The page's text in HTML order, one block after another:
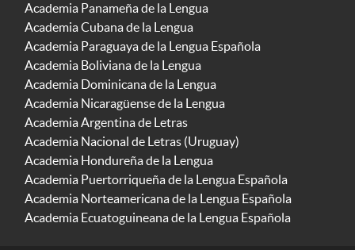
Academia Panameña de la Lengua
Academia Cubana de la Lengua
Academia Paraguaya de la Lengua Española
Academia Boliviana de la Lengua
Academia Dominicana de la Lengua
Academia Nicaragüense de la Lengua
Academia Argentina de Letras
Academia Nacional de Letras (Uruguay)
Academia Hondureña de la Lengua
Academia Puertorriqueña de la Lengua Española
Academia Norteamericana de la Lengua Española
Academia Ecuatoguineana de la Lengua Española